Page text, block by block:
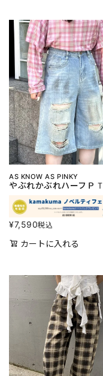
AS KNOW AS PINKY
やぶれかぶれハーフＰＴ
¥7,590税込
カートに入れる